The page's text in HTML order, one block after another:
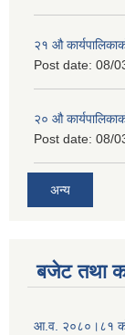
२‍१ औ
Post date: 08/
२‍० औ
Post date: 08/
अन्य
बजेट तथा
आ.व. २०८०।८१ को